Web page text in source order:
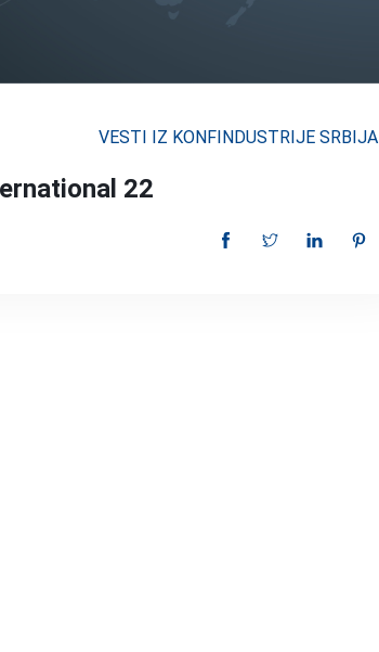
VESTI IZ KONFINDUSTRIJE SRBIJA
22